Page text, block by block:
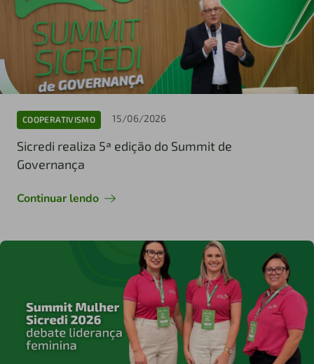
COOPERATIVISMO 15/06/2026
Sicredi realiza 5ª edição do Summit de
Governança
Continuar lendo